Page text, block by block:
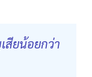
สียน้อยกว่า